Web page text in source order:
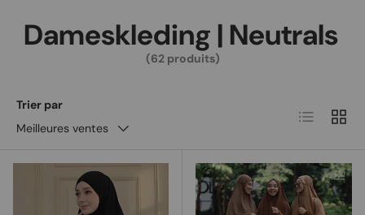
Dameskleding | Neutrals
(62 produits)
Trier par
Meilleures ventes
Liste Grille